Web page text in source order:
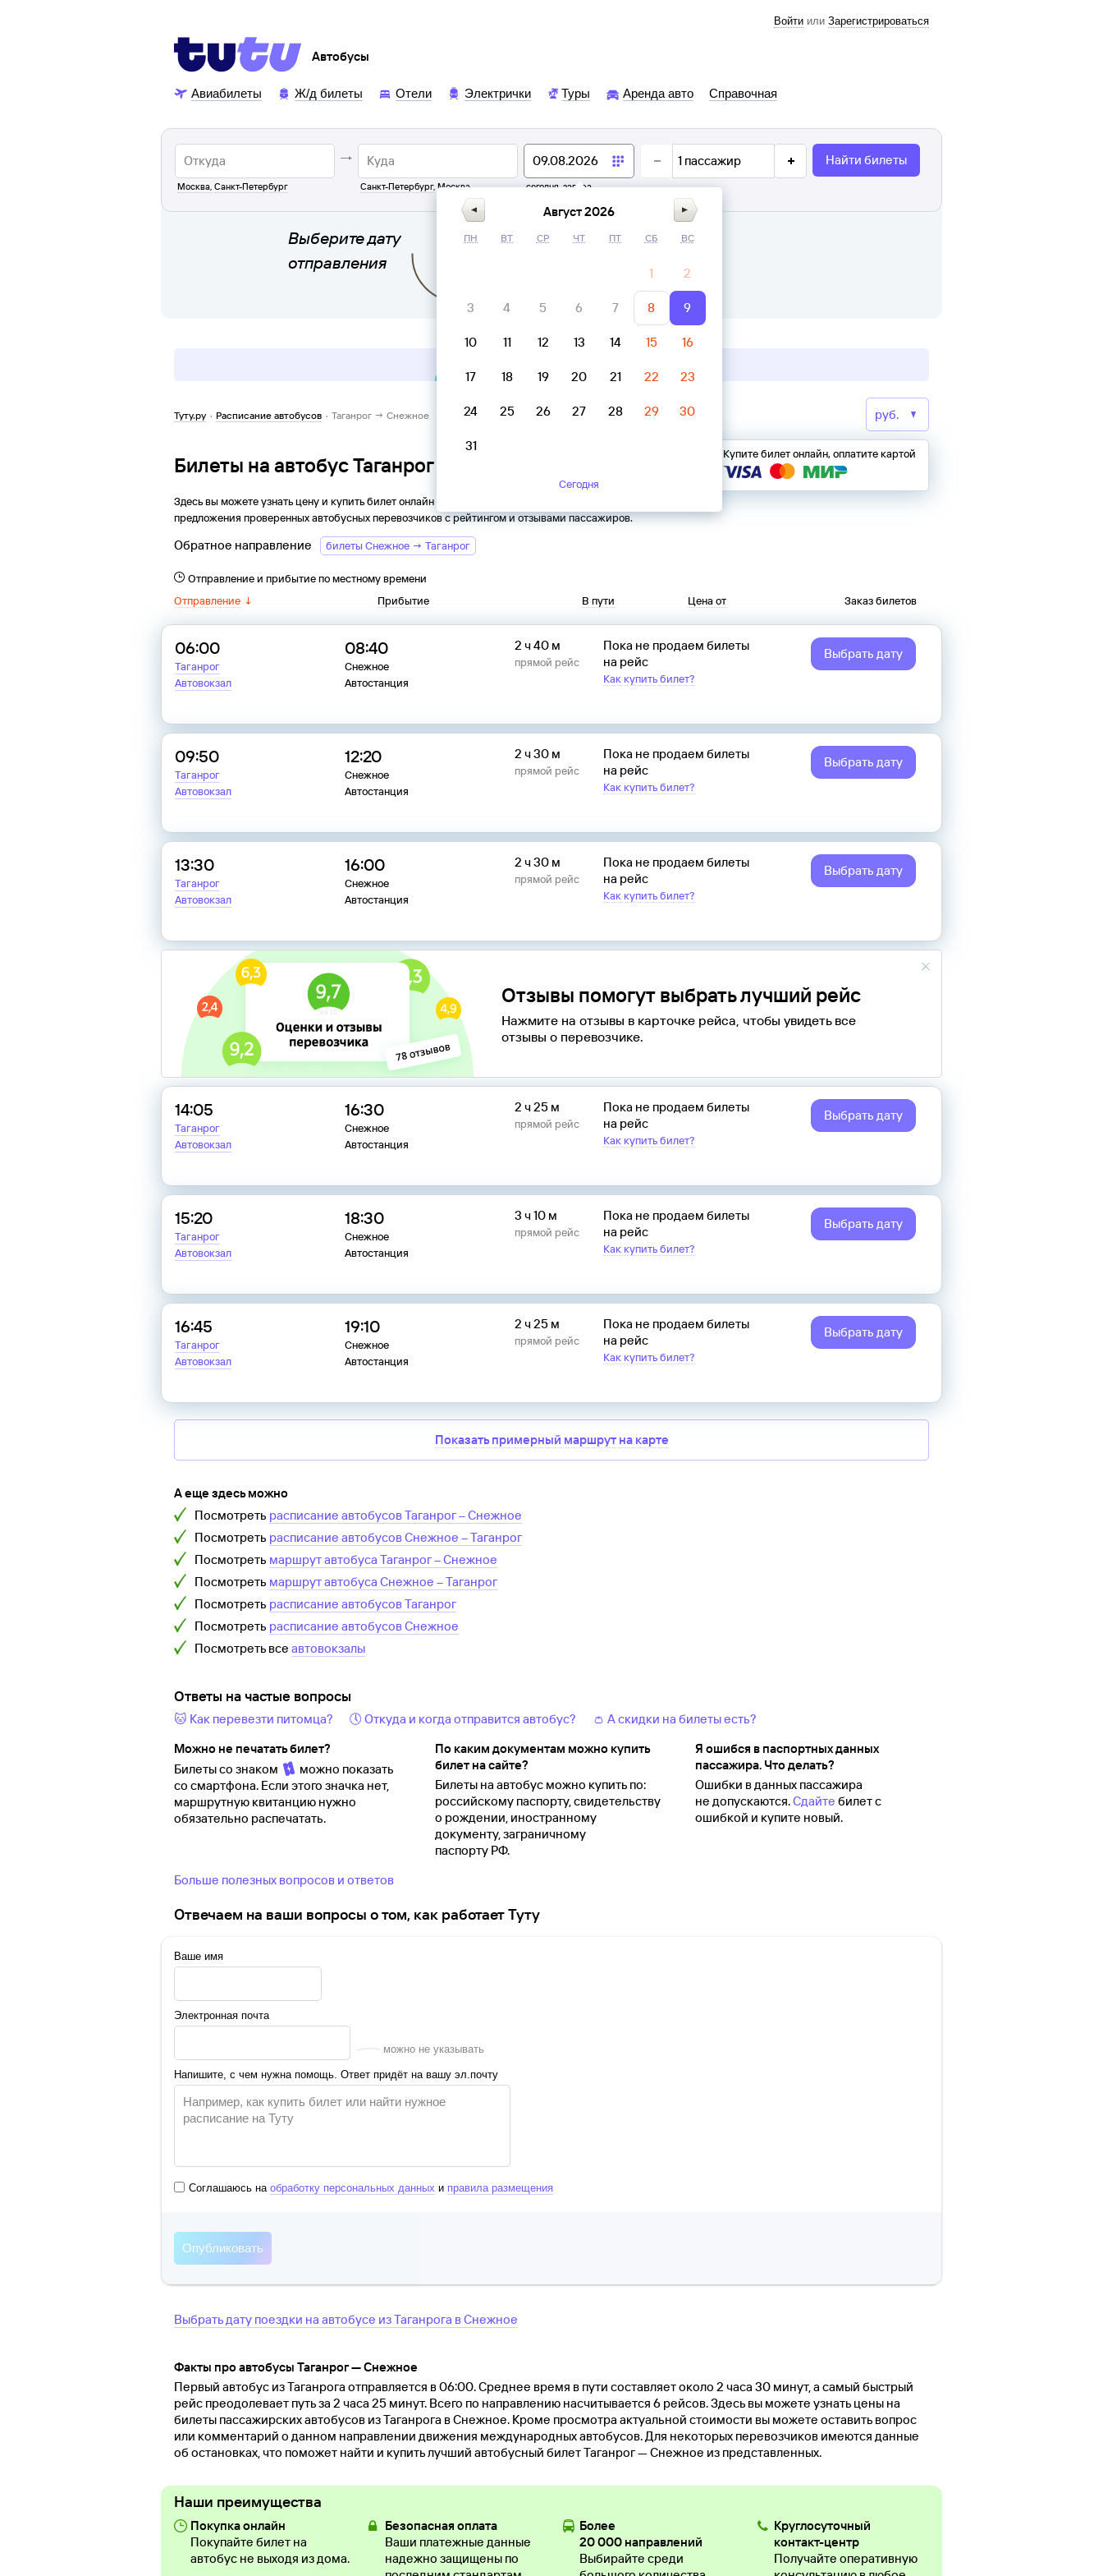
Войти или Зарегистрироваться
Автобусы
Авиабилеты Ж/д билеты Отели Электрички Туры Аренда авто Справочная
Москва, Санкт-Петербург Санкт-Петербург, Москва сегодня, завтра
1 пассажир Найти билеты
Выберите дату
отправления
Туту.ру · Расписание автобусов · Таганрог → Снежное
Билеты на автобус Таганрог → Снежное
Здесь вы можете узнать цену и купить билет онлайн на автобус из
предложения проверенных автобусных перевозчиков с рейтингом и отзывами пассажиров.
Купите билет онлайн, оплатите картой
Обратное направление билеты Снежное → Таганрог
Отправление и прибытие по местному времени
Отправление ↓ Прибытие В пути Цена от Заказ билетов
06:00
Таганрог
Автовокзал
08:40
Снежное
Автостанция
2 ч 40 м
прямой рейс
Пока не продаем билеты
на рейс
Как купить билет?
Выбрать дату
09:50
Таганрог
Автовокзал
12:20
Снежное
Автостанция
2 ч 30 м
прямой рейс
Пока не продаем билеты
на рейс
Как купить билет?
Выбрать дату
13:30
Таганрог
Автовокзал
16:00
Снежное
Автостанция
2 ч 30 м
прямой рейс
Пока не продаем билеты
на рейс
Как купить билет?
Выбрать дату
Отзывы помогут выбрать лучший рейс
Нажмите на отзывы в карточке рейса, чтобы увидеть все
отзывы о перевозчике.
14:05
Таганрог
Автовокзал
16:30
Снежное
Автостанция
2 ч 25 м
прямой рейс
Пока не продаем билеты
на рейс
Как купить билет?
Выбрать дату
15:20
Таганрог
Автовокзал
18:30
Снежное
Автостанция
3 ч 10 м
прямой рейс
Пока не продаем билеты
на рейс
Как купить билет?
Выбрать дату
16:45
Таганрог
Автовокзал
19:10
Снежное
Автостанция
2 ч 25 м
прямой рейс
Пока не продаем билеты
на рейс
Как купить билет?
Выбрать дату
Показать примерный маршрут на карте
А еще здесь можно
Посмотреть расписание автобусовТаганрог–Снежное
Посмотреть расписание автобусовСнежное –Таганрог
Посмотреть маршрут автобуса Таганрог–Снежное
Посмотреть маршрут автобуса Снежное –Таганрог
Посмотреть расписание автобусовТаганрог
Посмотреть расписание автобусовСнежное
Посмотреть все автовокзалы
Ответы на частые вопросы
🐱 Как перевезти питомца? 🕔 Откуда и когда отправится автобус?
👛 А скидки на билеты есть?
Можно не печатать билет?
Билеты со знаком
можно показать
со смартфона. Если этого значка нет,
маршрутную квитанцию нужно
обязательно распечатать.
По каким документам можно купить
билет на сайте?
Билеты на автобус можно купить по:
российскому паспорту, свидетельству
о рождении, иностранному
документу, заграничному
паспорту РФ.
Я ошибся в паспортных данных
пассажира. Что делать?
Ошибки в данных пассажира
не допускаются.Сдайте билет с
ошибкой и купите новый.
Больше полезных вопросов и ответов
Отвечаем на ваши вопросы о том, как работает Туту
Ваше имя
Электронная почта
можно не указывать
Напишите, с чем нужна помощь. Ответ придёт на вашу эл.почту
Соглашаюсь на обработку персональных данных и правила размещения
Выбрать дату поездки на автобусе изТаганрога вСнежное
Факты про автобусы Таганрог — Снежное
Первый автобус из Таганрога отправляется в 06:00. Среднее время в пути составляет около 2 часа 30 минут, а самый быстрый
рейс преодолевает путь за 2 часа 25 минут. Всего по направлению насчитывается 6 рейсов. Здесь вы можете узнать цены на
билеты пассажирских автобусов из Таганрога в Снежное. Кроме просмотра актуальной стоимости вы можете оставить вопрос
или комментарий о данном направлении движения международных автобусов. Для некоторых перевозчиков имеются данные
об остановках, что поможет найти и купить лучший автобусный билет Таганрог — Снежное из представленных.
Наши преимущества
Покупка онлайн
Покупайте билет на
автобус не выходя из дома.
Безопасная оплата
Ваши платежные данные
надежно защищены по
Более
20 000 направлений
Выбирайте среди
Круглосуточный
контакт-центр
Получайте оперативную
Август 2026
ПН ВТ СР ЧТ ПТ СБ ВС
1 2
3 4 5 6 7 8 9
10 11 12 13 14 15 16
17 18 19 20 21 22 23
24 25 26 27 28 29 30
31
Сегодня